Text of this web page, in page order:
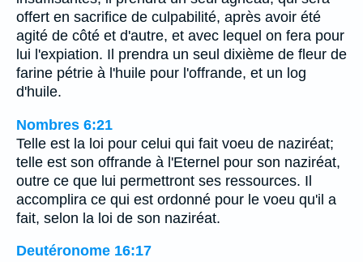
offert en sacrifice de culpabilité, après avoir été
agité de côté et d'autre, et avec lequel on fera pour
lui l'expiation. Il prendra un seul dixième de fleur de
farine pétrie à l'huile pour l'offrande, et un log
d'huile.
Nombres 6:21
Telle est la loi pour celui qui fait voeu de naziréat;
telle est son offrande à l'Eternel pour son naziréat,
outre ce que lui permettront ses ressources. Il
accomplira ce qui est ordonné pour le voeu qu'il a
fait, selon la loi de son naziréat.
Deutéronome 16:17